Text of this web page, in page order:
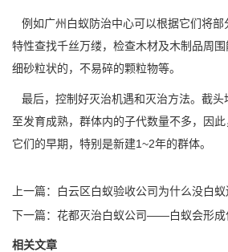
例如广州白蚁防治中心可以根据它们将部
特性查找千丝万缕，检查木材及木制品周
细砂粒状的，不易碎的颗粒物等。
最后，控制好灭治机遇和灭治方法。截头
至发育成熟，群体内的子代数量不多，因
它们的早期，特别是新建1~2年的群体。
上一篇：
白云区白蚁验收公司为什么没白
下一篇： 花都灭治白蚁公司——白蚁会形成
相关文章